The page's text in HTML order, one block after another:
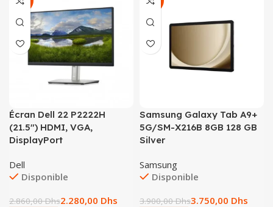
Écran Dell 22 P2222H
(21.5″) HDMI, VGA,
DisplayPort
Dell
Disponible
2.860,00Dhs2.280,00 Dhs
Samsung Galaxy Tab A9+
5G/SM-X216B 8GB 128 GB
Silver
Samsung
Disponible
3.900,00Dhs3.750,00 Dhs